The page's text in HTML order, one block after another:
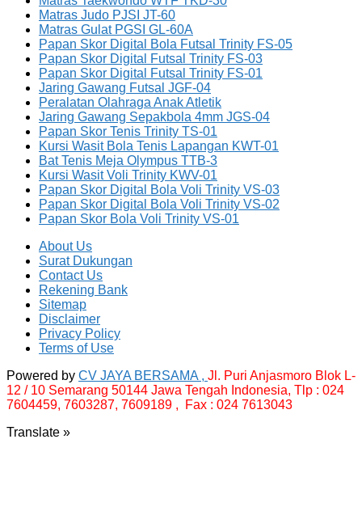
Matras Judo PJSI JT-60
Matras Gulat PGSI GL-60A
Papan Skor Digital Bola Futsal Trinity FS-05
Papan Skor Digital Futsal Trinity FS-03
Papan Skor Digital Futsal Trinity FS-01
Jaring Gawang Futsal JGF-04
Peralatan Olahraga Anak Atletik
Jaring Gawang Sepakbola 4mm JGS-04
Papan Skor Tenis Trinity TS-01
Kursi Wasit Bola Tenis Lapangan KWT-01
Bat Tenis Meja Olympus TTB-3
Kursi Wasit Voli Trinity KWV-01
Papan Skor Digital Bola Voli Trinity VS-03
Papan Skor Digital Bola Voli Trinity VS-02
Papan Skor Bola Voli Trinity VS-01
About Us
Surat Dukungan
Contact Us
Rekening Bank
Sitemap
Disclaimer
Privacy Policy
Terms of Use
Powered by CV JAYA BERSAMA , Jl. Puri Anjasmoro Blok L-
12 / 10 Semarang 50144 Jawa Tengah Indonesia, Tlp : 024
7604459, 7603287, 7609189 , Fax : 024 7613043
Translate »